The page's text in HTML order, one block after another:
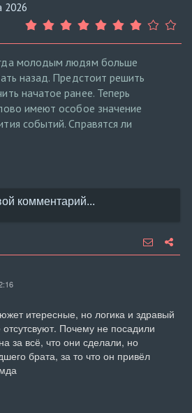
2026
молодым людям больше
назад. Предстоит решить
начатое ранее. Теперь
имеют особое значение
событий. Справятся ли
итересные, но логика и здравый
Почему не посадили
за всё, что они сделали, но
брата, за то что он привёл